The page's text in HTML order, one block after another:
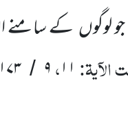
جو لوگوںکے
الآیۃ: ۱۱،۹ / ۱۷۳